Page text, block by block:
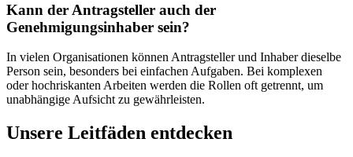
Kann der Antragsteller auch der
Genehmigungsinhaber sein?
In vielen Organisationen können Antragsteller und Inhaber dieselbe
Person sein, besonders bei einfachen Aufgaben. Bei komplexen
oder hochriskanten Arbeiten werden die Rollen oft getrennt, um
unabhängige Aufsicht zu gewährleisten.
Unsere Leitfäden entdecken